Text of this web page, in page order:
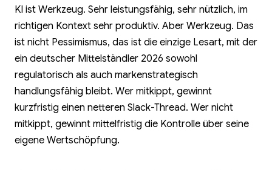
KI ist Werkzeug. Sehr leistungsfähig, sehr nützlich, im
richtigen Kontext sehr produktiv. Aber Werkzeug. Das
ist nicht Pessimismus, das ist die einzige Lesart, mit der
ein deutscher Mittelständler 2026 sowohl
regulatorisch als auch markenstrategisch
handlungsfähig bleibt. Wer mitkippt, gewinnt
kurzfristig einen netteren Slack-Thread. Wer nicht
mitkippt, gewinnt mittelfristig die Kontrolle über seine
eigene Wertschöpfung.